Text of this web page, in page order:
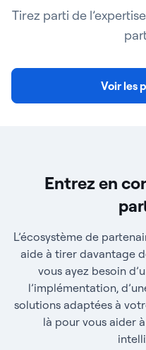
Tirez parti de
Voir les
Entrez en
L’écosystème de
aide à tirer davantage
vous ayez besoin
l’implémentation,
solutions adaptées à
là pour vous aider